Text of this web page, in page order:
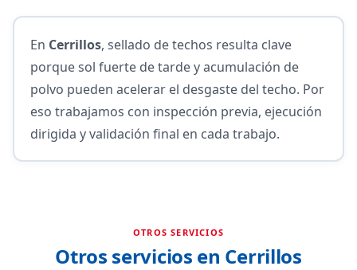
En Cerrillos, sellado de techos resulta clave
porque sol fuerte de tarde y acumulación de
polvo pueden acelerar el desgaste del techo. Por
eso trabajamos con inspección previa, ejecución
dirigida y validación final en cada trabajo.
OTROS SERVICIOS
Otros servicios en Cerrillos